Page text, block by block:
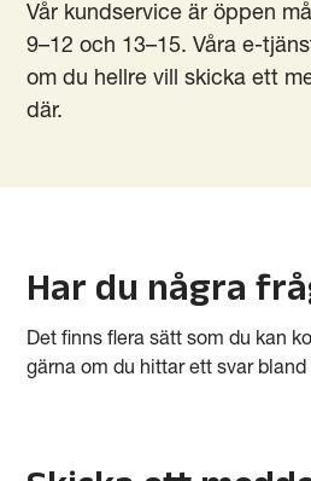
Vår kundservice är öppen
9–12 och 13–15. Våra e-
om du hellre vill skicka ett
där.
Har du några
Det finns flera sätt som du kan
gärna om du hittar ett svar